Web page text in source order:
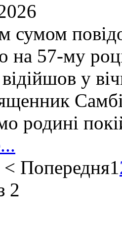
сумом
на 57-му
у
родині
< Попередня1
2